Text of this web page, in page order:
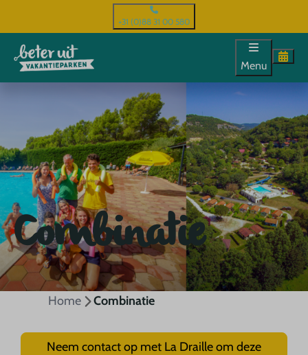
+31 (0)88 31 00 580
Menu
Combinatie
Home Combinatie
Neem contact op met La Draille om deze